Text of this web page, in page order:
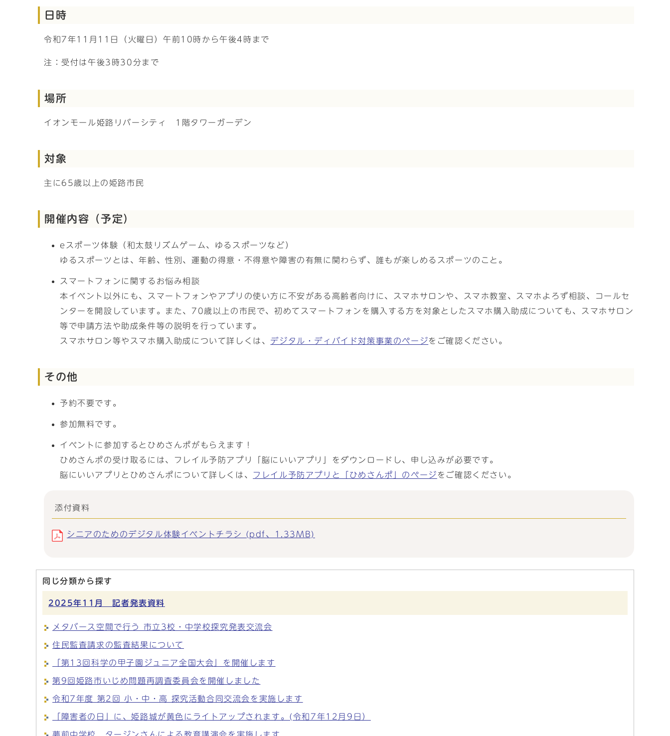
日時
令和7年11月11日（火曜日）午前10時から午後4時まで
注：受付は午後3時30分まで
場所
イオンモール姫路リバーシティ 1階タワーガーデン
対象
主に65歳以上の姫路市民
開催内容（予定）
eスポーツ体験（和太鼓リズムゲーム、ゆるスポーツなど）
ゆるスポーツとは、年齢、性別、運動の得意・不得意や障害の有無に関わらず、誰もが楽しめるスポーツのこと。
スマートフォンに関するお悩み相談
本イベント以外にも、スマートフォンやアプリの使い方に不安がある高齢者向けに、スマホサロンや、スマホ教室、スマホよろず相談、コールセ
ンターを開設しています。また、70歳以上の市民で、初めてスマートフォンを購入する方を対象としたスマホ購入助成についても、スマホサロン
等で申請方法や助成条件等の説明を行っています。
スマホサロン等やスマホ購入助成について詳しくは、 デジタル・ディバイド対策事業のページをご確認ください。
その他
予約不要です。
参加無料です。
イベントに参加するとひめさんポがもらえます！
ひめさんポの受け取るには、フレイル予防アプリ「脳にいいアプリ」をダウンロードし、申し込みが必要です。
脳にいいアプリとひめさんポについて詳しくは、 フレイル予防アプリと「ひめさんポ」のページ をご確認ください。
添付資料
シニアのためのデジタル体験イベントチラシ (pdf、1.33MB)
同じ分類から探す
2025年11月 記者発表資料
メタバース空間で行う 市立3校・中学校探究発表交流会
住民監査請求の監査結果について
「第13回科学の甲子園ジュニア全国大会」を開催します
第9回姫路市いじめ問題再調査委員会を開催しました
令和7年度 第2回 小・中・高 探究活動合同交流会を実施します
「障害者の日」に、姫路城が黄色にライトアップされます。(令和7年12月9日）